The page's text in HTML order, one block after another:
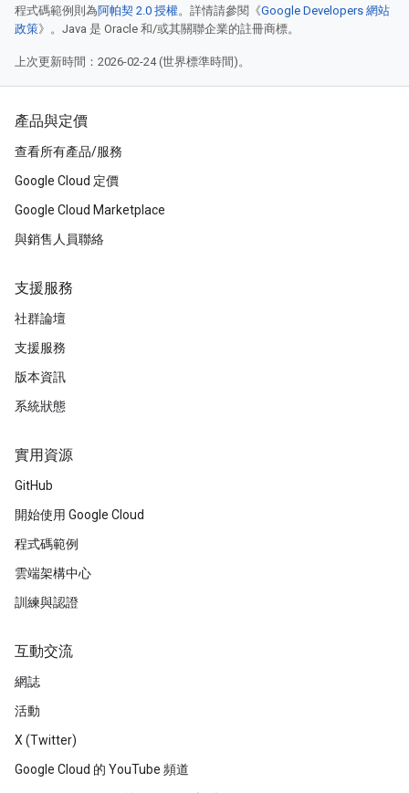
程式碼範例則為阿帕契 2.0 授權。詳情請參閱《Google Developers 網站
政策》。Java 是 Oracle 和/或其關聯企業的註冊商標。
上次更新時間：2026-02-24 (世界標準時間)。
產品與定價
查看所有產品/服務
Google Cloud 定價
Google Cloud Marketplace
與銷售人員聯絡
支援服務
社群論壇
支援服務
版本資訊
系統狀態
實用資源
GitHub
開始使用 Google Cloud
程式碼範例
雲端架構中心
訓練與認證
互動交流
網誌
活動
X (Twitter)
Google Cloud 的 YouTube 頻道